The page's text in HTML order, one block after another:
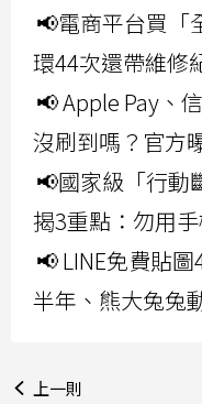
📢電商平台買「
環44次還帶維修
📢 Apple Pay、
沒刷到嗎？官方
📢國家級「行動
揭3重點：勿用
📢 LINE免費貼
半年、熊大兔兔
上一則